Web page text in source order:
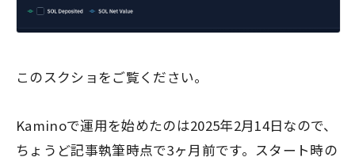
このスクショをご覧ください。
Kaminoで運用を始めたのは2025年2月14日なので、
ちょうど記事執筆時点で3ヶ月前です。スタート時の